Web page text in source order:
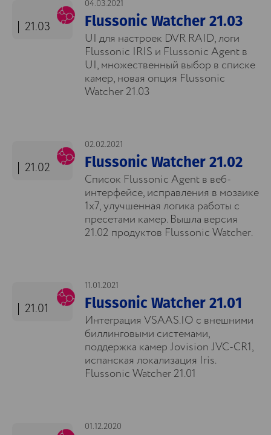
21.03
04.03.2021
Flussonic Watcher 21.03
UI для настроек DVR RAID, логи
Flussonic IRIS и Flussonic Agent в
UI, множественный выбор в списке
камер, новая опция Flussonic
Watcher 21.03
21.02
02.02.2021
Flussonic Watcher 21.02
Список Flussonic Agent в веб-
интерфейсе, исправления в мозаике
1x7, улучшенная логика работы с
пресетами камер. Вышла версия
21.02 продуктов Flussonic Watcher.
21.01
11.01.2021
Flussonic Watcher 21.01
Интеграция VSAAS.IO с внешними
биллинговыми системами,
поддержка камер Jovision JVC-CR1,
испанская локализация Iris.
Flussonic Watcher 21.01
01.12.2020